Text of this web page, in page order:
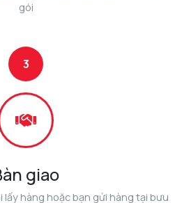
gói
3
giao
lấy hàng hoặc bạn gửi hàng tại bưu